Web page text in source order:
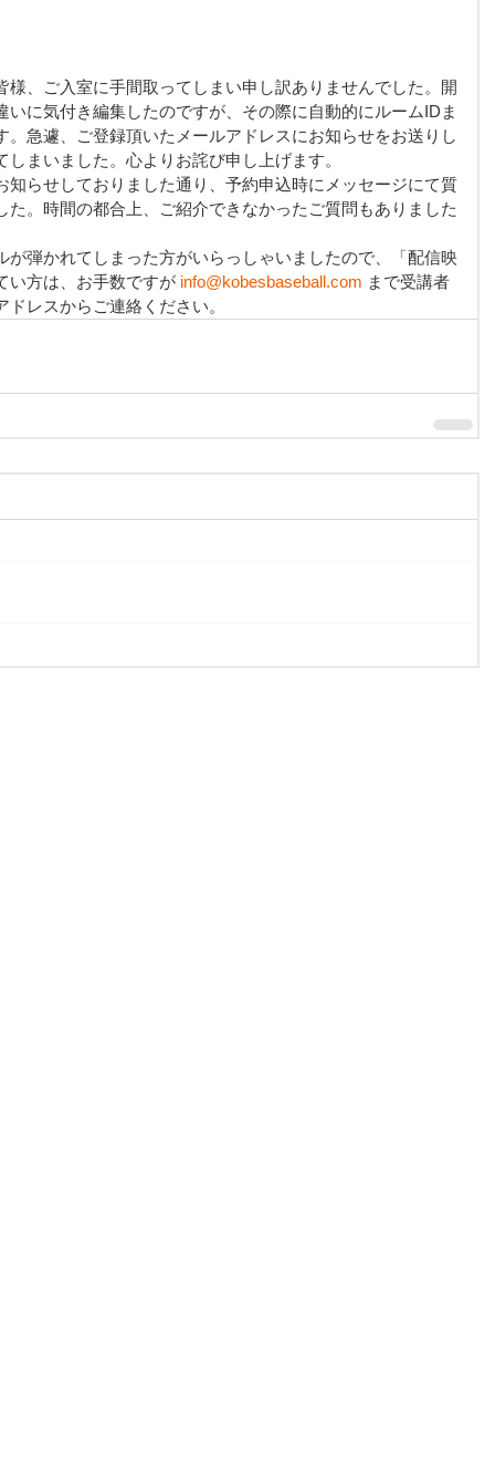
様、ご入室に手間取ってしまい申し訳ありませんでした。開
に気付き編集したのですが、その際に自動的にルームIDま
。急遽、ご登録頂いたメールアドレスにお知らせをお送りし
まいました。心よりお詫び申し上げます。
知らせしておりました通り、予約申込時にメッセージにて質
た。時間の都合上、ご紹介できなかったご質問もありました
が弾かれてしまった方がいらっしゃいましたので、「配信映
い方は、お手数ですが info@kobesbaseball.com まで受講者
レスからご連絡ください。